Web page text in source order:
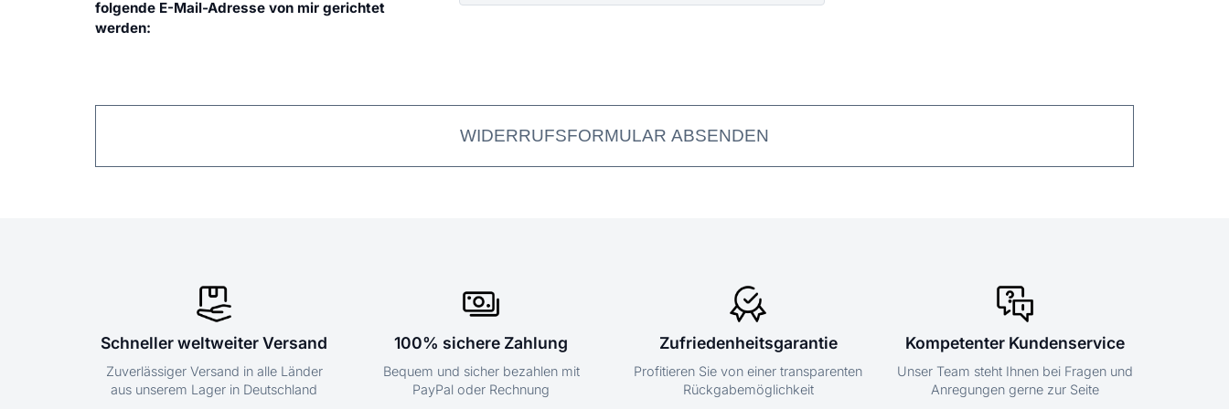
folgende E-Mail-Adresse von mir gerichtet
werden:
WIDERRUFSFORMULAR ABSENDEN
Schneller weltweiter Versand
Zuverlässiger Versand in alle Länder
aus unserem Lager in Deutschland
100% sichere Zahlung
Bequem und sicher bezahlen mit
PayPal oder Rechnung
Zufriedenheitsgarantie
Profitieren Sie von einer transparenten
Rückgabemöglichkeit
Kompetenter Kundenservice
Unser Team steht Ihnen bei Fragen und
Anregungen gerne zur Seite